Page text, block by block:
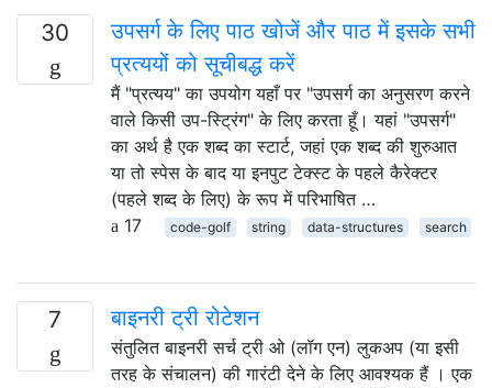
30
उपसर्ग के लिए पाठ खोजें और पाठ में इसके सभी
प्रत्ययों को सूचीबद्ध करें
मैं "प्रत्यय" का उपयोग यहाँ पर "उपसर्ग का अनुसरण करने
वाले किसी उप-स्ट्रिंग" के लिए करता हूँ। यहां "उपसर्ग"
का अर्थ है एक शब्द का स्टार्ट, जहां एक शब्द की शुरुआत
या तो स्पेस के बाद या इनपुट टेक्स्ट के पहले कैरेक्टर
(पहले शब्द के लिए) के रूप में परिभाषित …
17
code-golf string data-structures search
7 बाइनरी ट्री रोटेशन
संतुलित बाइनरी सर्च ट्री ओ (लॉग एन) लुकअप (या इसी
तरह के संचालन) की गारंटी देने के लिए आवश्यक हैं । एक